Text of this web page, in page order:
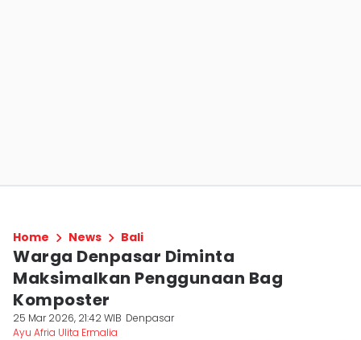
Home News Bali
Warga Denpasar Diminta
Maksimalkan Penggunaan Bag
Komposter
25 Mar 2026, 21:42 WIB Denpasar
Ayu Afria Ulita Ermalia